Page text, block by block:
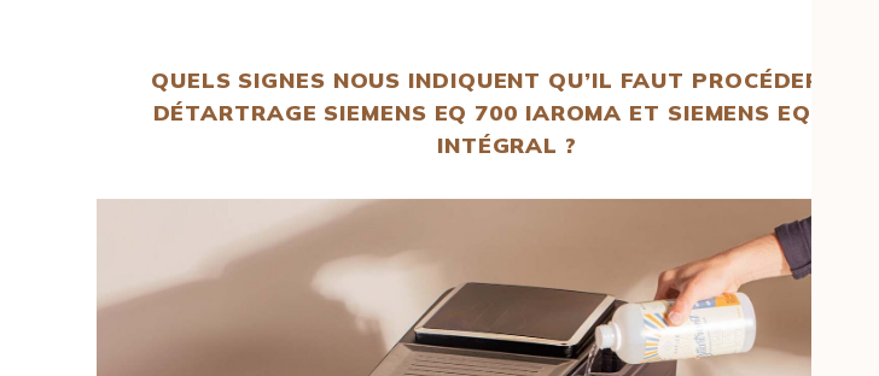
QUELS SIGNES NOUS INDIQUENT QU’IL FAUT PROCÉDER AU
DÉTARTRAGE SIEMENS EQ 700 IAROMA ET SIEMENS EQ 700
INTÉGRAL ?